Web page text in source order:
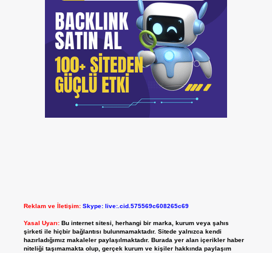
Reklam ve İletişim: Skype: live:.cid.575569c608265c69
Yasal Uyarı: Bu internet sitesi, herhangi bir marka, kurum veya şahıs
şirketi ile hiçbir bağlantısı bulunmamaktadır. Sitede yalnızca kendi
hazırladığımız makaleler paylaşılmaktadır. Burada yer alan içerikler haber
niteliği taşımamakta olup, gerçek kurum ve kişiler hakkında paylaşım